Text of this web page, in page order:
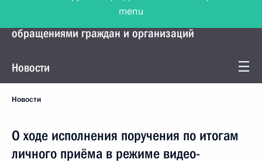
Управление Президента по работе с
обращениями граждан и организаций
Новости
Новости
О ходе исполнения поручения по итогам
личного приёма в режиме видео-
menu